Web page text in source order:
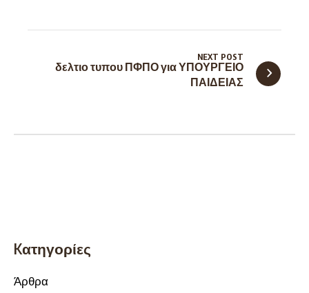
δελτιο τυπου ΠΦΠΟ για ΥΠΟΥΡΓΕΙΟ
NEXT POST
Kατηγορίες
Άρθρα